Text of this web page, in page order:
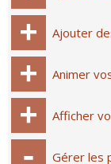
Ajouter
Animer
Afficher
Gérer les